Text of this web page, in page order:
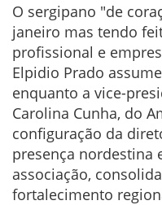
O sergipano "de
janeiro mas tendo
profissional e
Elpidio Prado
enquanto a vice-
Carolina Cunha, do
configuração da
presença nordestina
associação,
fortalecimento